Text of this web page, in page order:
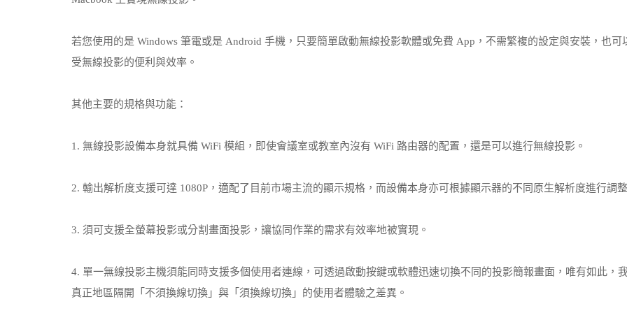
若您使用的是 Windows 筆電或是 Android 手機，只要簡單啟動無線投影軟體或免費 App，不需繁複的設定與安裝，也可
受無線投影的便利與效率。
其他主要的規格與功能：
1. 無線投影設備本身就具備 WiFi 模組，即使會議室或教室內沒有 WiFi 路由器的配置，還是可以進行無線投影。
2. 輸出解析度支援可達 1080P，適配了目前市場主流的顯示規格，而設備本身亦可根據顯示器的不同原生解析度進行調整
3. 須可支援全螢幕投影或分割畫面投影，讓協同作業的需求有效率地被實現。
4. 單一無線投影主機須能同時支援多個使用者連線，可透過啟動按鍵或軟體迅速切換不同的投影簡報畫面，唯有如此，
真正地區隔開「不須換線切換」與「須換線切換」的使用者體驗之差異。